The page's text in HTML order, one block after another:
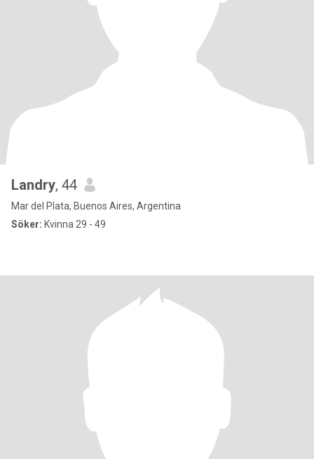
Landry, 44
Mar del Plata, Buenos Aires, Argentina
Söker: Kvinna 29 - 49